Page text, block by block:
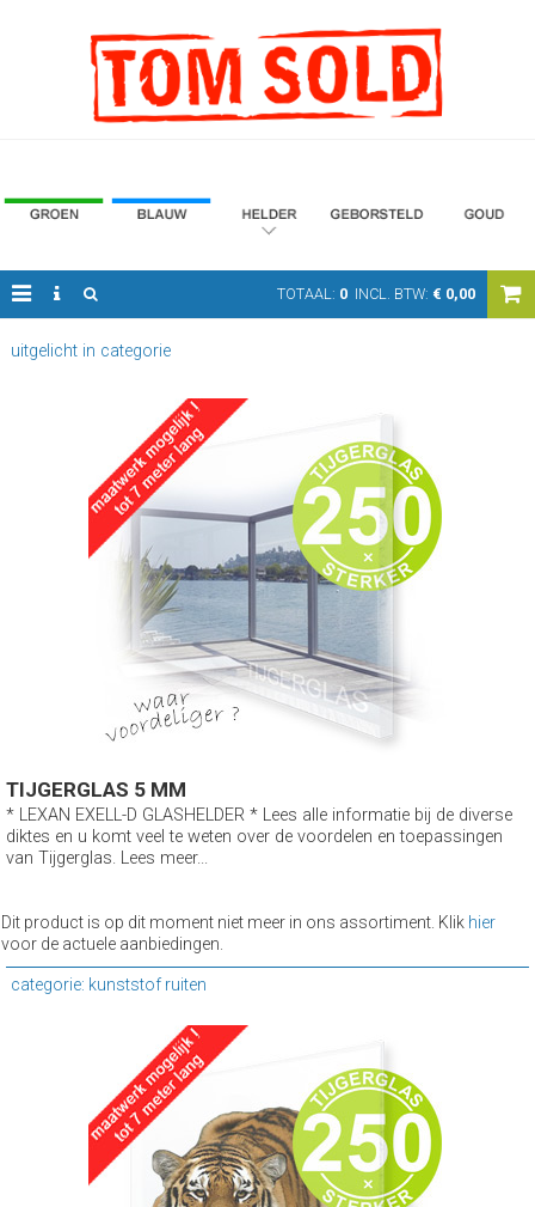
TOTAAL: 0 INCL. BTW: € 0,00
uitgelicht in categorie
TIJGERGLAS 5 MM
* LEXAN EXELL-D GLASHELDER * Lees alle informatie bij de diverse
diktes en u komt veel te weten over de voordelen en toepassingen
van Tijgerglas. Lees meer...
Dit product is op dit moment niet meer in ons assortiment. Klik hier
voor de actuele aanbiedingen.
categorie: kunststof ruiten